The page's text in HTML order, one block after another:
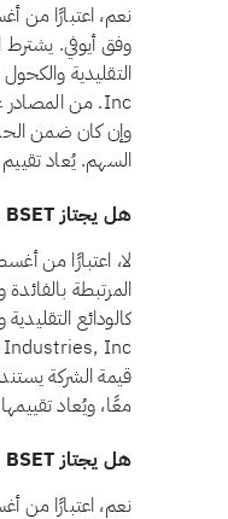
وإن كان ضمن
السهم. يُعاد
هل يجتاز Bassett Furniture Industries, Inc. BSET معيار الاستثمارات المرتبطة بالفائدة وفق أيوفي؟
قيمة الشركة
معًا، ويُعاد
هل يجتاز Bassett Furniture Industries, Inc. BSET معيار الديون المرتبطة بالفائدة وفق أيوفي؟